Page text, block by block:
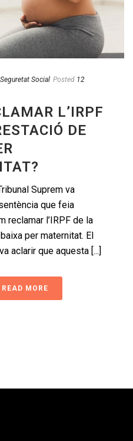
Seguretat Social Posted 12
L’IRPF
DE
Suprem va
que feia
reclamar l’IRPF de la
per maternitat. El
aclarir que aquesta [...]
READ MORE